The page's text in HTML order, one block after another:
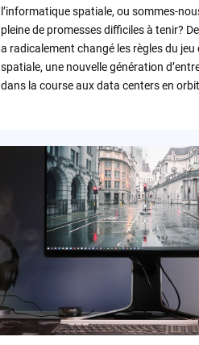
l’informatique spatiale, ou sommes-
pleine de promesses difficiles à tenir?
a radicalement changé les règles du jeu
spatiale, une nouvelle génération
dans la course aux data centers en